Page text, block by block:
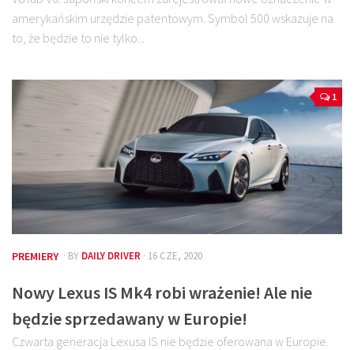
amerykańskim urzędzie patentowym. Symbol 500 wskazuje na
to, że będzie to nie tylko...
1
PREMIERY · BY DAILY DRIVER · 16 CZE, 2020
Nowy Lexus IS Mk4 robi wrażenie! Ale nie
będzie sprzedawany w Europie!
Czwarta generacja Lexusa IS nie będzie oferowana w Europie.